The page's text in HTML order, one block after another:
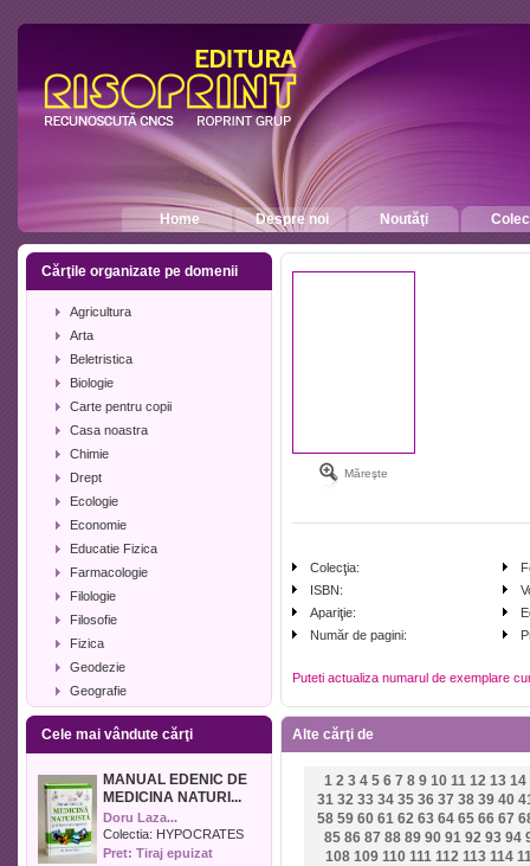
Home Despre noi Noutăţi
Cărţile organizate pe domenii
Agricultura
Arta
Beletristica
Biologie
Carte pentru copii
Casa noastra
Chimie
Drept
Ecologie
Economie
Educatie Fizica
Farmacologie
Filologie
Filosofie
Fizica
Geodezie
Geografie
Geologie
Industrie alimentara
Istorie
Istorie literara
Lexicologie
Management
Cele mai vândute cărţi
MANUAL EDENIC DE
MEDICINA NATURI...
Doru Laza...
Colectia: HYPOCRATES
Pret: Tiraj epuizat
Măreşte
Colecţia:
ISBN:
Apariţie:
Număr de pagini:
Puteti actualiza numarul de exemplare
Alte cărţi de
1 2 3 4 5 6 7 8 9 10 11 12 13 14
31 32 33 34 35 36 37 38 39 40
58 59 60 61 62 63 64 65 66 67
85 86 87 88 89 90 91 92 93 94
108 109 110 111 112 113 114